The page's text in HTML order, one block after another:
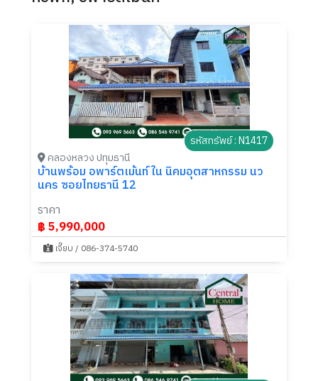
รหัสทรัพย์ : N1417
คลองหลวง ปทุมธานี
บ้านพร้อม อพาร์ตเม้นท์ ใน นิคมอุตสาหกรรม นว
นคร ซอยไทยธานี 12
ราคา
฿ 5,990,000
เจี๊ยบ / 086-374-5740